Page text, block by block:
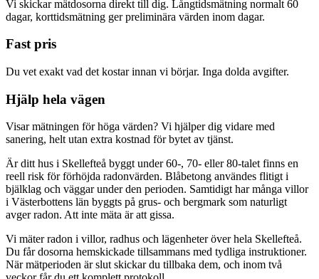
Vi skickar mätdosorna direkt till dig. Långtidsmätning normalt 60
dagar, korttidsmätning ger preliminära värden inom dagar.
Fast pris
Du vet exakt vad det kostar innan vi börjar. Inga dolda avgifter.
Hjälp hela vägen
Visar mätningen för höga värden? Vi hjälper dig vidare med
sanering, helt utan extra kostnad för bytet av tjänst.
Är ditt hus i Skellefteå byggt under 60-, 70- eller 80-talet finns en
reell risk för förhöjda radonvärden. Blåbetong användes flitigt i
bjälklag och väggar under den perioden. Samtidigt har många villor
i Västerbottens län byggts på grus- och bergmark som naturligt
avger radon. Att inte mäta är att gissa.
Vi mäter radon i villor, radhus och lägenheter över hela Skellefteå.
Du får dosorna hemskickade tillsammans med tydliga instruktioner.
När mätperioden är slut skickar du tillbaka dem, och inom två